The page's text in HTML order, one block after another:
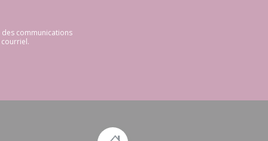
communications